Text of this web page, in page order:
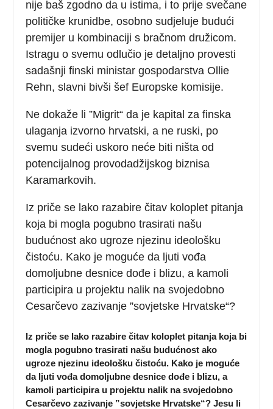
nije baš zgodno da u istima, i to prije svečane
političke krunidbe, osobno sudjeluje budući
premijer u kombinaciji s bračnom družicom.
Istragu o svemu odlučio je detaljno provesti
sadašnji finski ministar gospodarstva Ollie
Rehn, slavni bivši šef Europske komisije.
Ne dokaže li ”Migrit“ da je kapital za finska
ulaganja izvorno hrvatski, a ne ruski, po
svemu sudeći uskoro neće biti ništa od
potencijalnog provodadžijskog biznisa
Karamarkovih.
Iz priče se lako razabire čitav koloplet pitanja
koja bi mogla pogubno trasirati našu
budućnost ako ugroze njezinu ideološku
čistoću. Kako je moguće da ljuti vođa
domoljubne desnice dođe i blizu, a kamoli
participira u projektu nalik na svojedobno
Cesarčevo zazivanje ”sovjetske Hrvatske“?
Iz priče se lako razabire čitav koloplet pitanja koja bi
mogla pogubno trasirati našu budućnost ako
ugroze njezinu ideološku čistoću. Kako je moguće
da ljuti vođa domoljubne desnice dođe i blizu, a
kamoli participira u projektu nalik na svojedobno
Cesarčevo zazivanje ”sovjetske Hrvatske“? Jesu li